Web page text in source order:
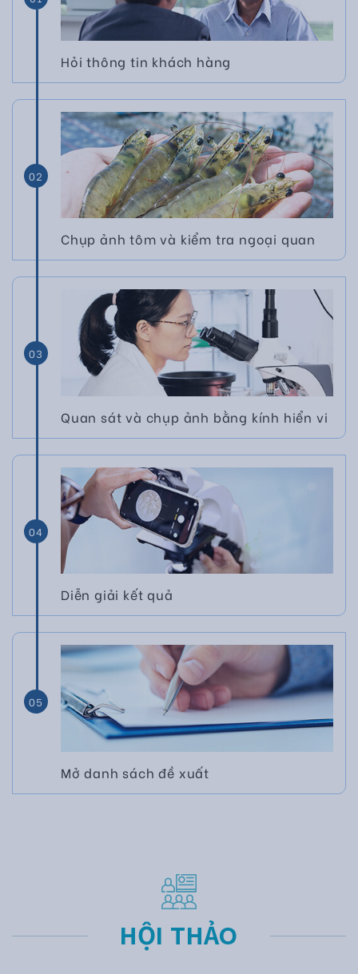
Hỏi thông tin khách hàng
02
Chụp ảnh tôm và kiểm tra ngoại quan
03
Quan sát và chụp ảnh bằng kính hiển vi
04
Diễn giải kết quả
05
Mở danh sách đề xuất
HỘI THẢO